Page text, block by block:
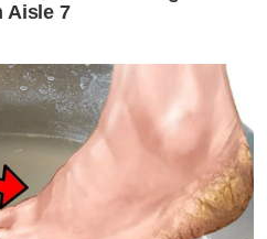
Pas tidak perlu
serah agihan
pucuk pimpinan
Musa
dakwa peruntukan
disekat, hak rakyat